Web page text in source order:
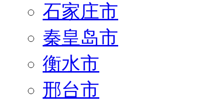
石家庄市
秦皇岛市
衡水市
邢台市